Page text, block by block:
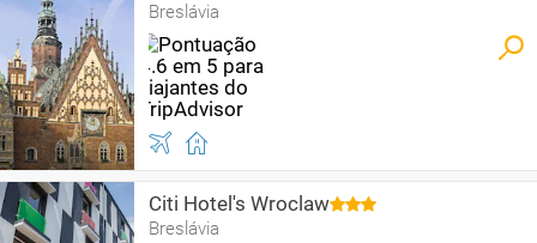
Breslávia
Citi Hotel's Wroclaw
Breslávia